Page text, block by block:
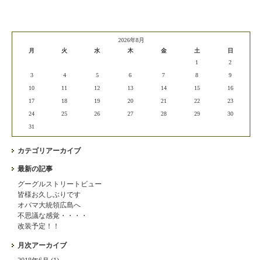
2026年8月
月
火 水 木 金 土
日
1
2
3
4 5 6 7 8
9
10
11 12 13 14 15
16
17
18 19 20 21 22
23
24
25 26 27 28 29
30
31
カテゴリアーカイブ
最新の記事
グーグルストリートビュー
皆様お久しぶりです
オバマ大統領広島へ
不思議な感覚・・・・
改装予定！！
月次アーカイブ